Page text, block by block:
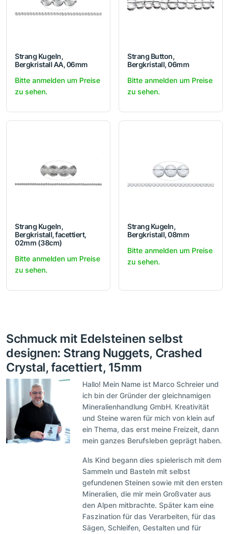
Strang Kugeln,
Bergkristall AA, 06mm
Bitte anmelden um Preise
zu sehen.
Strang Button,
Bergkristall, 06mm
Bitte anmelden um Preise
zu sehen.
Strang Kugeln,
Bergkristall, facettiert,
02mm (38cm)
Bitte anmelden um Preise
zu sehen.
Strang Kugeln,
Bergkristall, 08mm
Bitte anmelden um Preise
zu sehen.
Schmuck mit Edelsteinen selbst
designen: Strang Nuggets, Crashed
Crystal, facettiert, 15mm
Hallo! Mein Name ist Marco Schreier und
ich bin der Gründer der gleichnamigen
Mineralienhandlung GmbH. Kreativität
und Steine waren für mich von klein auf
ein Thema, das erst meine Freizeit, dann
mein ganzes Berufsleben geprägt haben.
Als Kind begann dies spielerisch mit dem
Sammeln und Basteln mit selbst
gefundenen Steinen sowie mit den ersten
Mineralien, die mir mein Großvater aus
den Alpen mitbrachte. Später kam eine
Faszination für das Verarbeiten, für das
Sägen, Schleifen, Gestalten und für